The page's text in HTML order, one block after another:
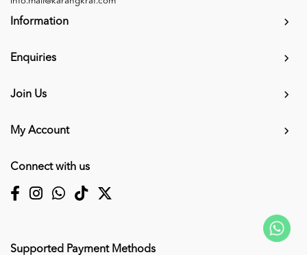
Information
Enquiries
Join Us
My Account
Connect with us
Supported Payment Methods